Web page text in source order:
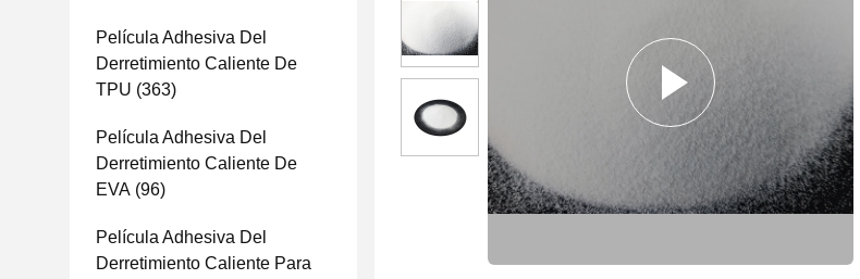
Película Adhesiva Del
Derretimiento Caliente De
TPU (363)
Película Adhesiva Del
Derretimiento Caliente De
EVA (96)
Película Adhesiva Del
Derretimiento Caliente Para